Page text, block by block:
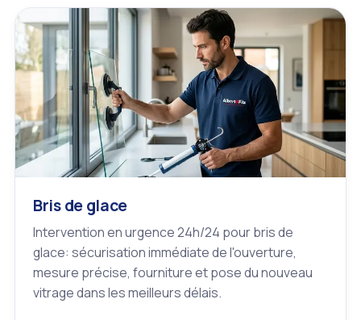
Bris de glace
Intervention en urgence 24h/24 pour bris de
glace: sécurisation immédiate de l'ouverture,
mesure précise, fourniture et pose du nouveau
vitrage dans les meilleurs délais.